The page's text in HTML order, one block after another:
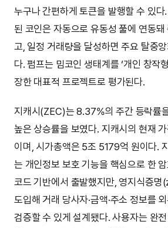
누구나 간편하게 토큰을 발행할 수 있다
된 코인은 자동으로 유동성 풀에 연동
고, 일정 거래량을 달성하면 주요 탈중
다. 펌프는 밈코인 생태계를 ‘개인 창작
장한 대표적 프로젝트로 평가된다.
지캐시(ZEC)는 8.37%의 주간 등락률
높은 상승률을 보였다. 지캐시의 현재
이며, 시가총액은 5조 5179억 원이다.
는 개인정보 보호 기능을 핵심으로 한
코드 기반에서 출발했지만, 영지식증
도입해 거래 당사자·금액·주소 정보를
검증할 수 있게 설계됐다. 사용자는 완